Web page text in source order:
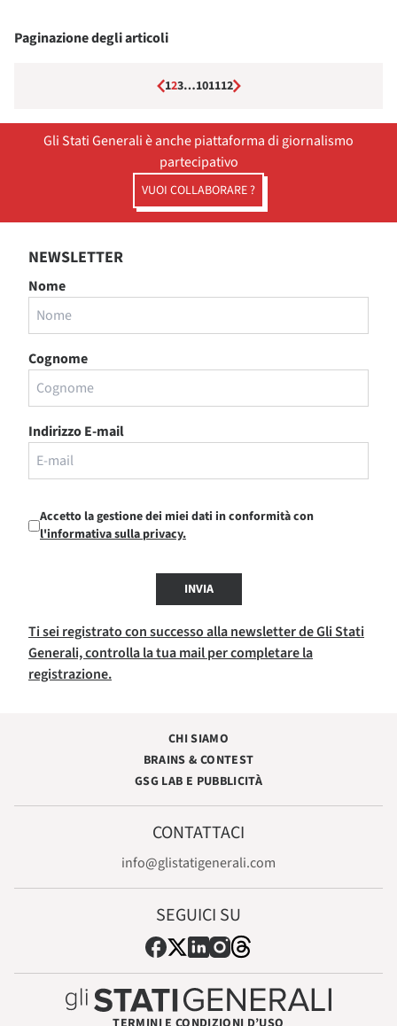
Paginazione degli articoli
123…101112
Gli Stati Generali è anche piattaforma di giornalismo
partecipativo
VUOI COLLABORARE ?
NEWSLETTER
Nome
Cognome
Indirizzo E-mail
Accetto la gestione dei miei dati in conformità con
l'informativa sulla privacy.
INVIA
Ti sei registrato con successo alla newsletter de Gli Stati
Generali, controlla la tua mail per completare la
registrazione.
CHI SIAMO
BRAINS & CONTEST
GSG LAB E PUBBLICITÀ
CONTATTACI
info@glistatigenerali.com
SEGUICI SU